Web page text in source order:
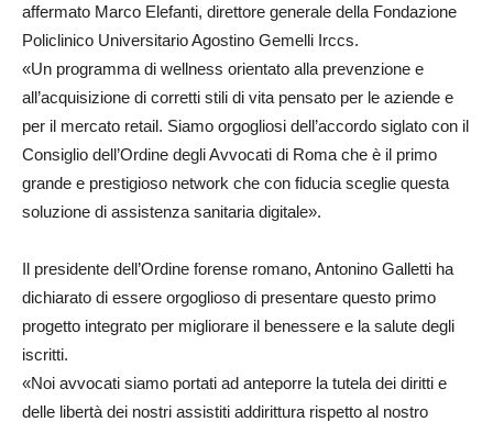
affermato Marco Elefanti, direttore generale della Fondazione
Policlinico Universitario Agostino Gemelli Irccs.
«Un programma di wellness orientato alla prevenzione e
all’acquisizione di corretti stili di vita pensato per le aziende e
per il mercato retail. Siamo orgogliosi dell’accordo siglato con il
Consiglio dell’Ordine degli Avvocati di Roma che è il primo
grande e prestigioso network che con fiducia sceglie questa
soluzione di assistenza sanitaria digitale».
Il presidente dell’Ordine forense romano, Antonino Galletti ha
dichiarato di essere orgoglioso di presentare questo primo
progetto integrato per migliorare il benessere e la salute degli
iscritti.
«Noi avvocati siamo portati ad anteporre la tutela dei diritti e
delle libertà dei nostri assistiti addirittura rispetto al nostro